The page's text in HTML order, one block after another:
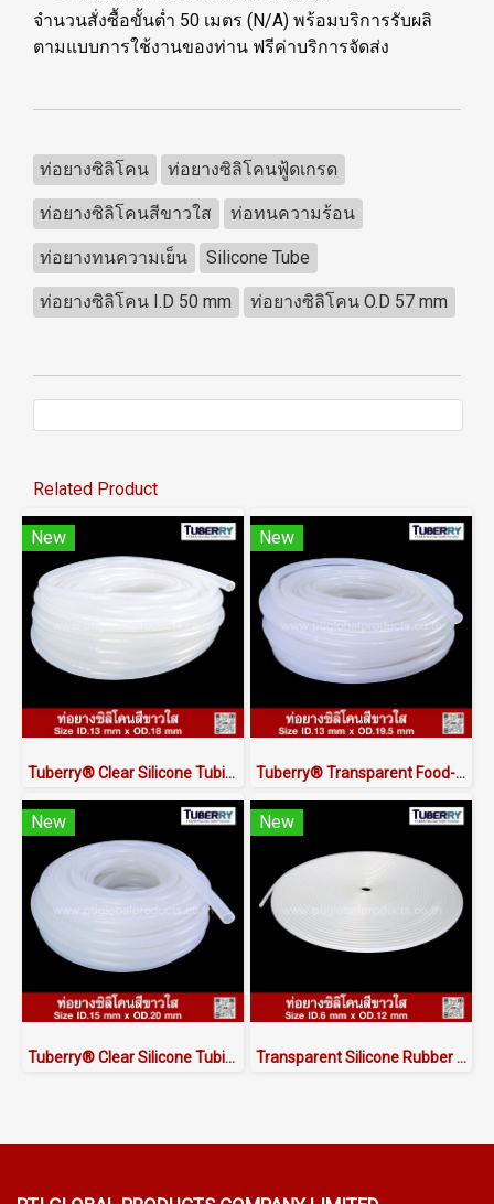
จำนวนสั่งซื้อขั้นต่ำ 50 เมตร (N/A) พร้อมบริการรับผลิ
ตามแบบการใช้งานของท่าน ฟรีค่าบริการจัดส่ง
ท่อยางซิลิโคน ท่อยางซิลิโคนฟู้ดเกรด
ท่อยางซิลิโคนสีขาวใส ท่อทนความร้อน
ท่อยางทนความเย็น Silicone Tube
ท่อยางซิลิโคน I.D 50 mm ท่อยางซิลิโคน O.D 57 mm
Related Product
New
Tuberry® Clear Silicone Tubing | FDA Food Grade (ID 13mm x OD 18mm)
New
Tuberry® Transparent Food-Grade Silicone Tubing 13 × 19.5 mm | Made in Thailand
New
Tuberry® Clear Silicone Tubing | FDA Food Grade (ID 15mm x OD 20mm)
New
Transparent Silicone Rubber Tube I.D 6 X O.D 12 mm